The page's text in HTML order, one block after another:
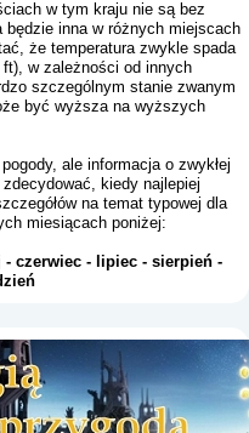
w tym kraju nie są bez
inna w różnych miejscach
że temperatura zwykle spada
w zależności od innych
szczególnym stanie zwanym
być wyższa na wyższych
ale informacja o zwykłej
kiedy najlepiej
na temat typowej dla
miesiącach poniżej:
-czerwiec -lipiec -sierpień -